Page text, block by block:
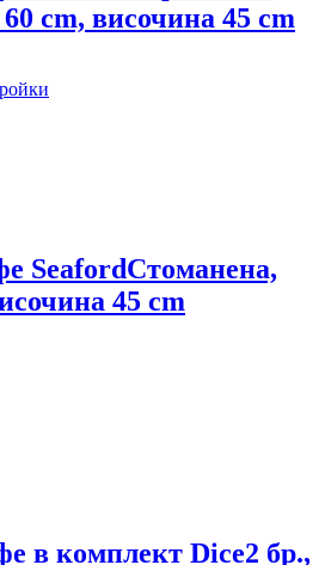
cm, височина 45 cm
SeafordСтоманена,
45 cm
в комплект Dice2 бр.,